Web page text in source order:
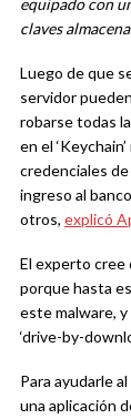
equipado con
claves
Luego de que
servidor
robarse todas
en el
credenciales
ingreso al
otros, explicó
El experto cree
porque hasta
este malware, y
‘drive-by-
Para ayudarle
una aplicación